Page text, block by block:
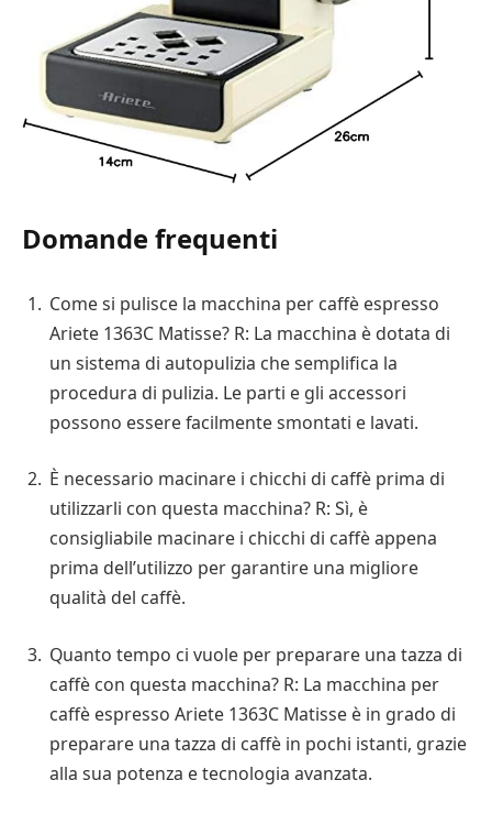
Domande frequenti
Come si pulisce la macchina per caffè espresso
Ariete 1363C Matisse? R: La macchina è dotata di
un sistema di autopulizia che semplifica la
procedura di pulizia. Le parti e gli accessori
possono essere facilmente smontati e lavati.
È necessario macinare i chicchi di caffè prima di
utilizzarli con questa macchina? R: Sì, è
consigliabile macinare i chicchi di caffè appena
prima dell’utilizzo per garantire una migliore
qualità del caffè.
Quanto tempo ci vuole per preparare una tazza di
caffè con questa macchina? R: La macchina per
caffè espresso Ariete 1363C Matisse è in grado di
preparare una tazza di caffè in pochi istanti, grazie
alla sua potenza e tecnologia avanzata.